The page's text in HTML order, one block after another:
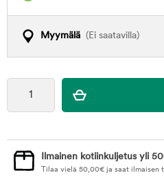
Myymälä (Ei saatavilla)
Ilmainen kotiinkuljetus yli
Tilaa vielä 50,00€ ja saat ilmaisen